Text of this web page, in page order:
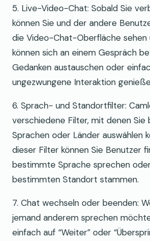
5. Live-Video-Chat: Sobald Sie
können Sie und der andere
die Video-Chat-Oberfläche sehen
können sich an einem Gespräch
Gedanken austauschen oder
ungezwungene Interaktion
6. Sprach- und Standortfilter:
verschiedene Filter, mit denen Sie
Sprachen oder Länder auswählen
dieser Filter können Sie Benutzer
bestimmte Sprache sprechen
bestimmten Standort stammen.
7. Chat wechseln oder beenden:
jemand anderem sprechen
einfach auf “Weiter” oder